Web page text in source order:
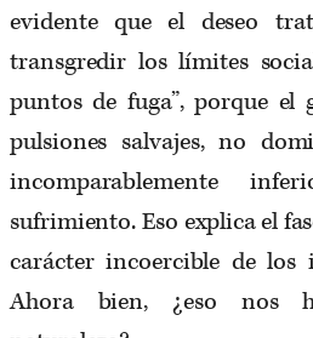
evidente que el deseo
transgredir los límites
puntos de fuga”, porque el
pulsiones salvajes, no
incomparablemente
sufrimiento. Eso explica el
carácter incoercible de los
Ahora bien, ¿eso nos